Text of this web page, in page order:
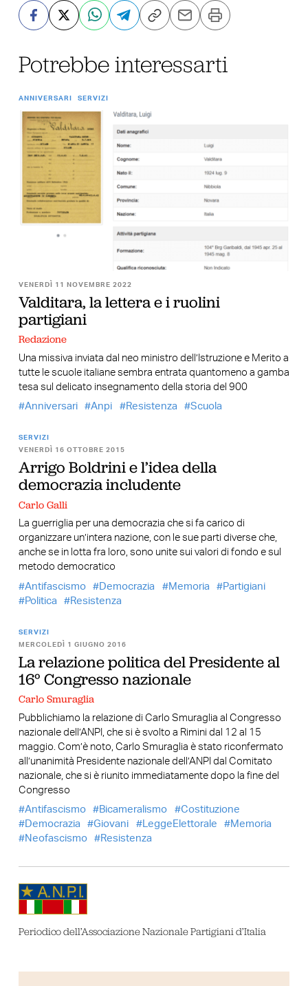
Potrebbe interessarti
ANNIVERSARI SERVIZI
VENERDÌ 11 NOVEMBRE 2022
Valditara, la lettera e i ruolini
partigiani
Redazione
Una missiva inviata dal neo ministro dell’Istruzione e Merito a
tutte le scuole italiane sembra entrata quantomeno a gamba
tesa sul delicato insegnamento della storia del 900
Anniversari
Anpi Resistenza Scuola
SERVIZI
VENERDÌ 16 OTTOBRE 2015
Arrigo Boldrini e l’idea della
democrazia includente
Carlo Galli
La guerriglia per una democrazia che si fa carico di
organizzare un’intera nazione, con le sue parti diverse che,
anche se in lotta fra loro, sono unite sui valori di fondo e sul
metodo democratico
Antifascismo
Democrazia Memoria
Partigiani
Politica
Resistenza
SERVIZI
MERCOLEDÌ 1 GIUGNO 2016
La relazione politica del Presidente al
16° Congresso nazionale
Carlo Smuraglia
Pubblichiamo la relazione di Carlo Smuraglia al Congresso
nazionale dell’ANPI, che si è svolto a Rimini dal 12 al 15
maggio. Com’è noto, Carlo Smuraglia è stato riconfermato
all’unanimità Presidente nazionale dell’ANPI dal Comitato
nazionale, che si è riunito immediatamente dopo la fine del
Congresso
Antifascismo
Bicameralismo
Costituzione
Democrazia
Giovani LeggeElettorale
Memoria
Neofascismo
Resistenza
Periodico dell’Associazione Nazionale Partigiani d’Italia